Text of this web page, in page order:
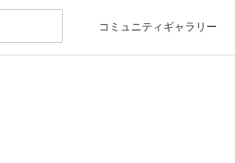
コミュニティギャラリー